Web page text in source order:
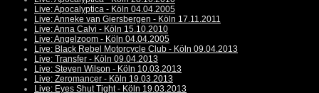
Live: Apocalyptica - Köln 04.04.2005
Live: Anneke van Giersbergen - Köln 17.11.2011
Live: Anna Calvi - Köln 15.10.2010
Live: Angelzoom - Köln 04.04.2005
Live: Black Rebel Motorcycle Club - Köln 09.04.2013
Live: Transfer - Köln 09.04.2013
Live: Steven Wilson - Köln 10.03.2013
Live: Zeromancer - Köln 19.03.2013
Live: Eyes Shut Tight - Köln 19.03.2013